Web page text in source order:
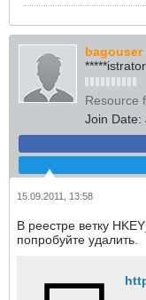
bagouser
*****istrator
Resource
Join Date:
15.09.2011, 13:58
В реестре ветку
попробуйте удалить.